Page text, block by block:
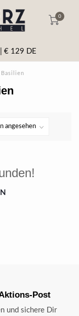
0
| € 129 DE
Basilien
Post
und sichere Dir